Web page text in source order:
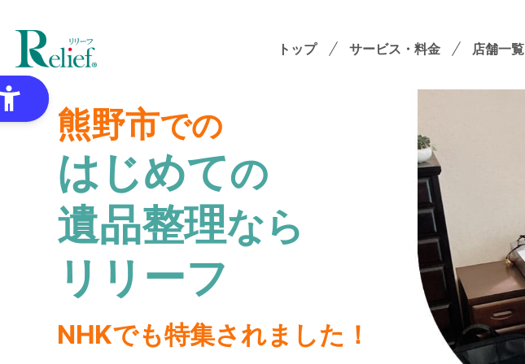
トップ サービス・料金
特殊清掃・孤独死
ゴミ屋敷・モノ屋敷
オプションサービス
想い出整理パック
各種セミナーのご案内
店舗一覧
熊野市での
はじめての
遺品整理なら
リリーフ
NHKでも特集されました！